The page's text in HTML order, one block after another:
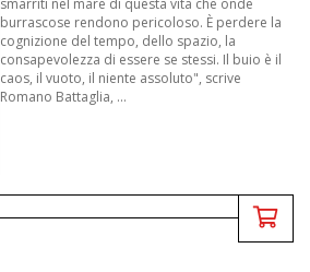
smarriti nel mare di questa vita che onde
burrascose rendono pericoloso. È perdere la
cognizione del tempo, dello spazio, la
consapevolezza di essere se stessi. Il buio è il
caos, il vuoto, il niente assoluto", scrive
Romano Battaglia, ...